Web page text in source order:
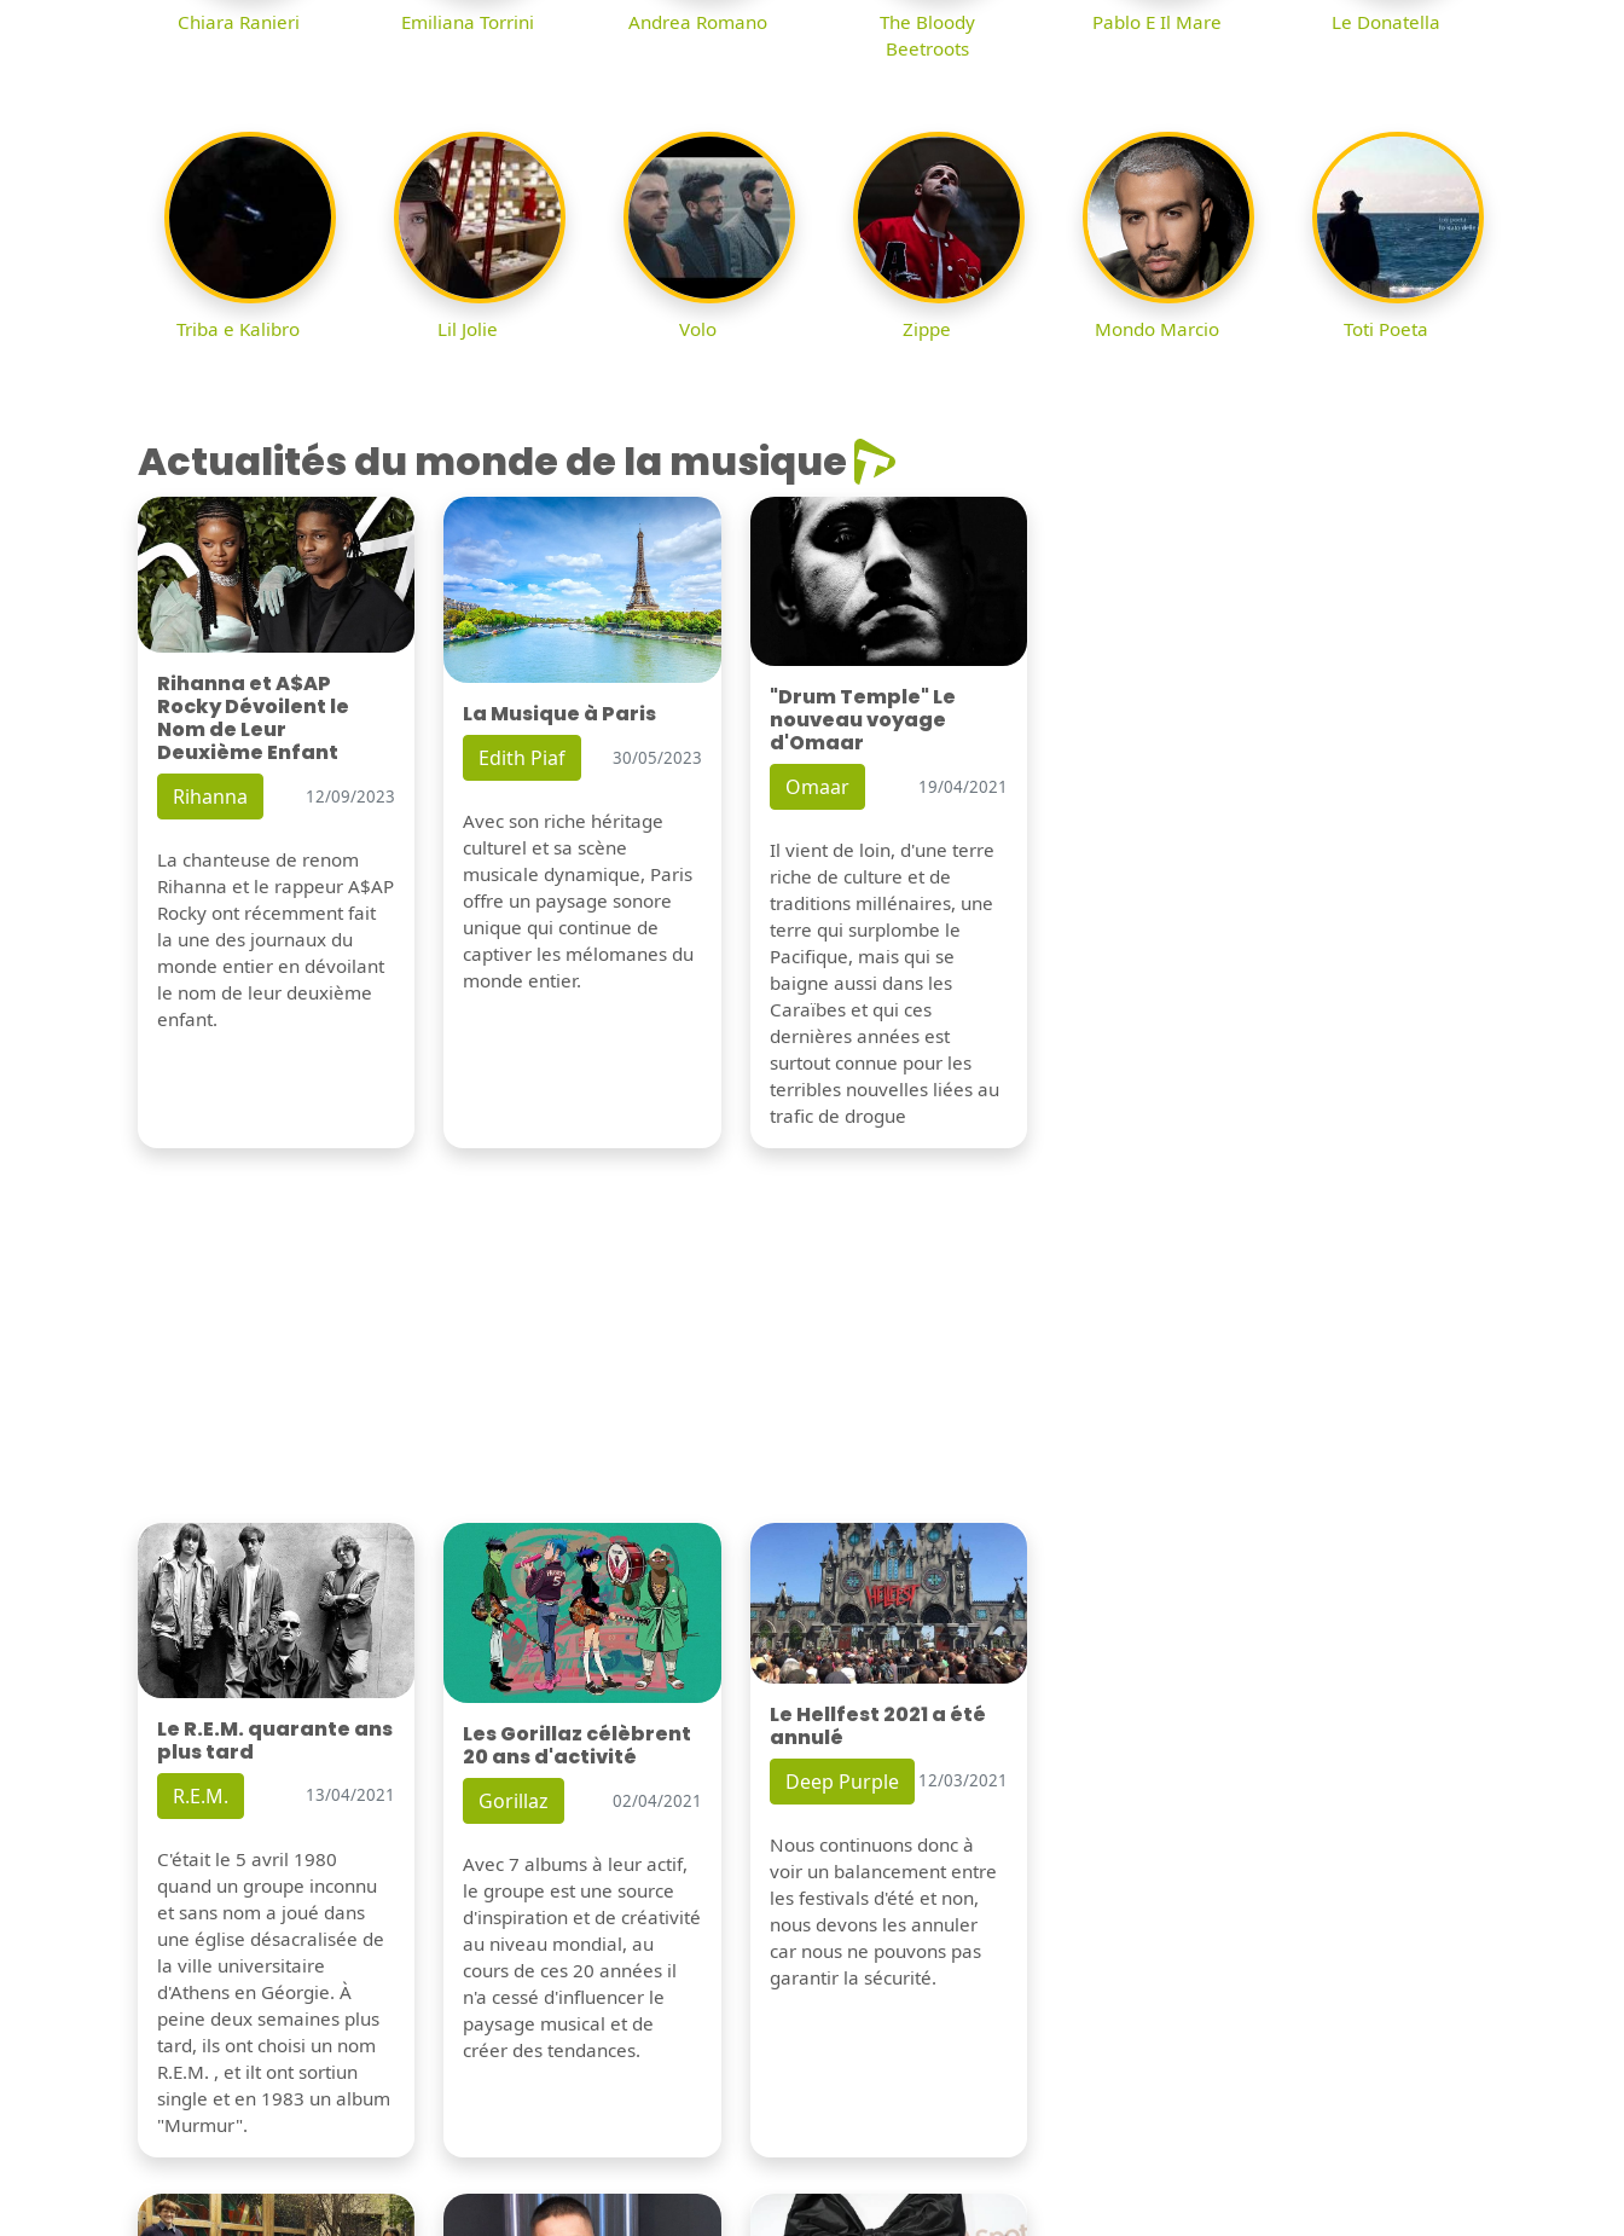
Chiara Ranieri Emiliana Torrini Andrea Romano
The Bloody
Beetroots
Pablo E Il Mare Le Donatella
Triba e Kalibro Lil Jolie Volo Zippe Mondo Marcio Toti Poeta
Actualités du monde de la musique
Rihanna et A$AP
Rocky Dévoilent le
Nom de Leur
Deuxième Enfant
Rihanna 12/09/2023
La chanteuse de renom
Rihanna et le rappeur A$AP
Rocky ont récemment fait
la une des journaux du
monde entier en dévoilant
le nom de leur deuxième
enfant.
La Musique à Paris
Edith Piaf 30/05/2023
Avec son riche héritage
culturel et sa scène
musicale dynamique, Paris
offre un paysage sonore
unique qui continue de
captiver les mélomanes du
monde entier.
"Drum Temple" Le
nouveau voyage
d'Omaar
Omaar 19/04/2021
Il vient de loin, d'une terre
riche de culture et de
traditions millénaires, une
terre qui surplombe le
Pacifique, mais qui se
baigne aussi dans les
Caraïbes et qui ces
dernières années est
surtout connue pour les
terribles nouvelles liées au
trafic de drogue
Le R.E.M. quarante ans
plus tard
R.E.M. 13/04/2021
C'était le 5 avril 1980
quand un groupe inconnu
et sans nom a joué dans
une église désacralisée de
la ville universitaire
d'Athens en Géorgie. À
peine deux semaines plus
tard, ils ont choisi un nom
R.E.M. , et ilt ont sortiun
single et en 1983 un album
"Murmur".
Les Gorillaz célèbrent
20 ans d'activité
Gorillaz 02/04/2021
Avec 7 albums à leur actif,
le groupe est une source
d'inspiration et de créativité
au niveau mondial, au
cours de ces 20 années il
n'a cessé d'influencer le
paysage musical et de
créer des tendances.
Le Hellfest 2021 a été
annulé
Deep Purple 12/03/2021
Nous continuons donc à
voir un balancement entre
les festivals d'été et non,
nous devons les annuler
car nous ne pouvons pas
garantir la sécurité.